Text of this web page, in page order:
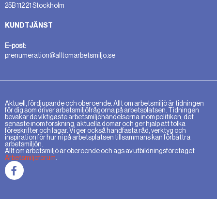
25B 112 21 Stockholm
KUNDTJÄNST
E-post:
prenumeration@alltomarbetsmiljo.se
Aktuell, fördjupande och oberoende. Allt om arbetsmiljö är tidningen
för dig som driver arbetsmiljöfrågorna på arbetsplatsen. Tidningen
bevakar de viktigaste arbetsmiljöhändelserna inom politiken, det
senaste inom forskning, aktuella domar och ger hjälp att tolka
föreskrifter och lagar. Vi ger också handfasta råd, verktyg och
inspiration för hur ni på arbetsplatsen tillsammans kan förbättra
arbetsmiljön.
Allt om arbetsmiljö är oberoende och ägs av utbildningsföretaget
Arbetsmiljöforum